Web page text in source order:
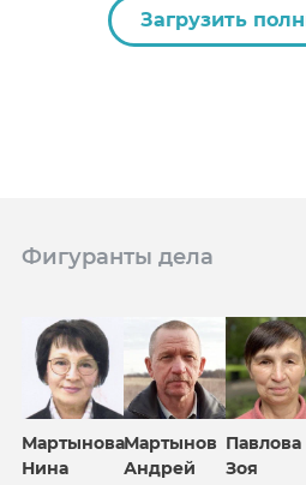
Загрузить
Фигуранты дела
Мартынова
Нина
Мартынов
Андрей
Павлова
Зоя